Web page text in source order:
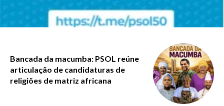
Bancada da macumba: PSOL reúne
articulação de candidaturas de
religiões de matriz africana